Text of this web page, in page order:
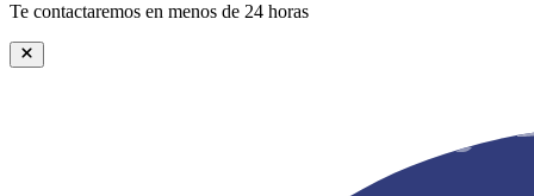
Te contactaremos en menos de 24 horas